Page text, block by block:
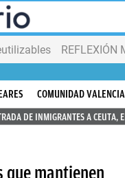
REFLEXIÓN
COMUNIDAD
DE INMIGRANTES A CEUTA,
que mantienen